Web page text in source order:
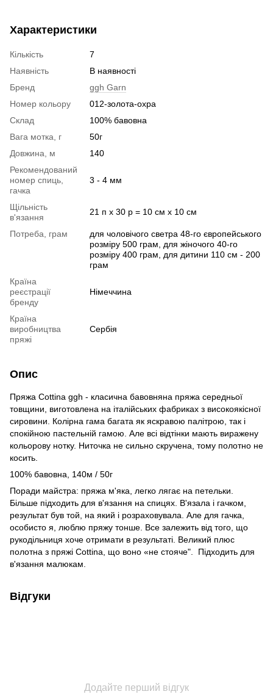
Характеристики
Кількість
7
Наявність
В наявності
Бренд
ggh Garn
Номер кольору
012-золота-охра
Склад
100% бавовна
Вага мотка, г
50г
Довжина, м
140
Рекомендований
номер спиць,
гачка
3 - 4 мм
Щільність
в'язання
21 п х 30 р = 10 см х 10 см
Потреба, грам
для чоловічого светра 48-го європейського
розміру 500 грам, для жіночого 40-го
розміру 400 грам, для дитини 110 см - 200
грам
Країна
реєстрації
бренду
Німеччина
Країна
виробництва
пряжі
Сербія
Опис
Пряжа Cottina ggh - класична бавовняна пряжа середньої
товщини, виготовлена на італійських фабриках з високоякісної
сировини. Колірна гама багата як яскравою палітрою, так і
спокійною пастельній гамою. Але всі відтінки мають виражену
кольорову нотку. Ниточка не сильно скручена, тому полотно не
косить.
100% бавовна, 140м / 50г
Поради майстра: пряжа м'яка, легко лягає на петельки.
Більше підходить для в'язання на спицях. В'язала і гачком,
результат був той, на який і розраховувала. Але для гачка,
особисто я, люблю пряжу тонше. Все залежить від того, що
рукодільниця хоче отримати в результаті. Великий плюс
полотна з пряжі Cottina, що воно «не стояче". Підходить для
в'язання малюкам.
Відгуки
Додайте перший відгук